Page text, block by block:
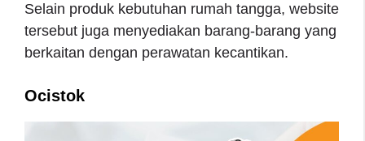
Selain produk kebutuhan rumah tangga, website
tersebut juga menyediakan barang-barang yang
berkaitan dengan perawatan kecantikan.
Ocistok